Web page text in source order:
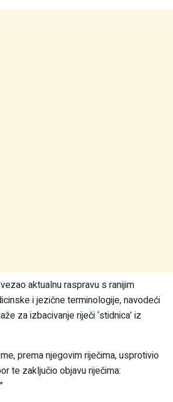
aktualnu raspravu s ranijim
i jezične terminologije, navodeći
za izbacivanje riječi ‘stidnica’ iz
prema njegovim riječima, usprotivio
te zaključio objavu riječima: